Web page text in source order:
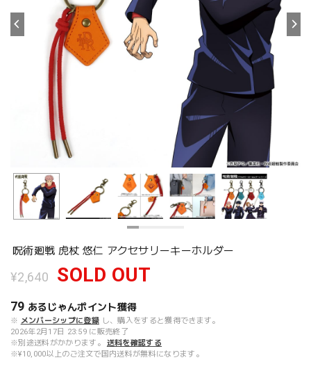
呪術廻戦 虎杖 悠仁 アクセサリーキーホルダー
¥2,640 SOLD OUT
79 あるじゃんポイント獲得
※ メンバーシップに登録 し、購入をすると獲得できます。
2026年2月17日 23:59 に販売終了
※別途送料がかかります。
送料を確認する
※¥10,000以上のご注文で国内送料が無料になります。